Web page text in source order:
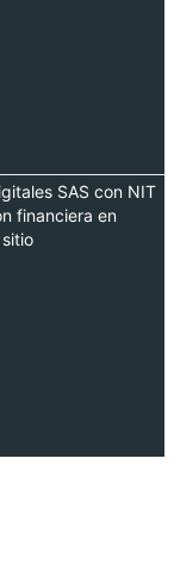
SAS con NIT
financiera en